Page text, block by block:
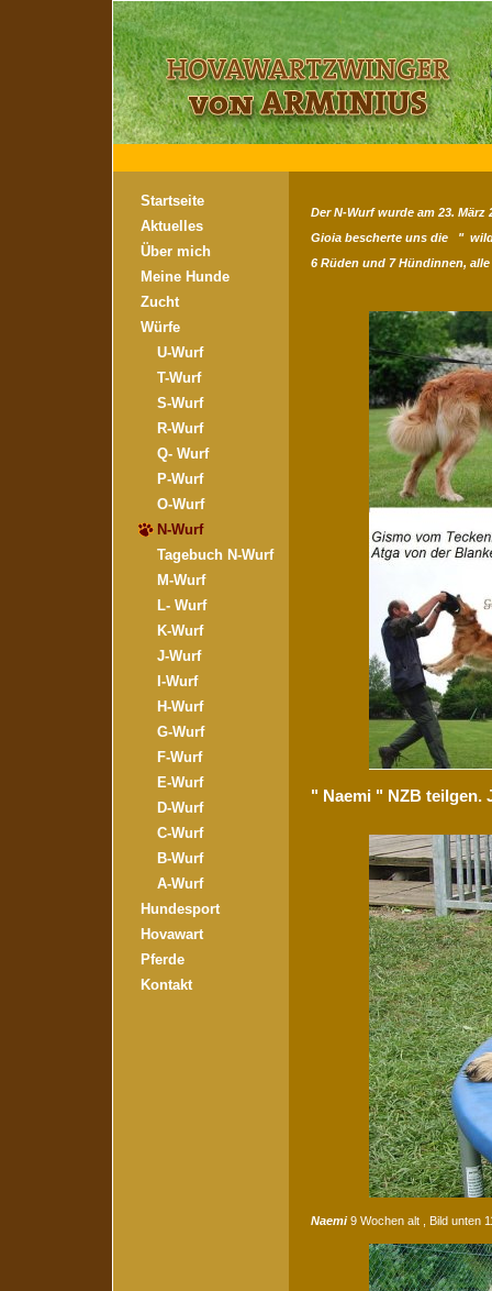
Startseite
Aktuelles
Über mich
Meine Hunde
Zucht
Würfe
U-Wurf
T-Wurf
S-Wurf
R-Wurf
Q- Wurf
P-Wurf
O-Wurf
N-Wurf
Tagebuch N-Wurf
M-Wurf
L- Wurf
K-Wurf
J-Wurf
I-Wurf
H-Wurf
G-Wurf
F-Wurf
E-Wurf
D-Wurf
C-Wurf
B-Wurf
A-Wurf
Hundesport
Hovawart
Pferde
Kontakt
Der N-Wurf wurde am 23.
Gioia bescherte uns die "
6 Rüden und 7 Hündinnen,
" Naemi " NZB teilgen.
Naemi9 Wochen alt , Bild unten